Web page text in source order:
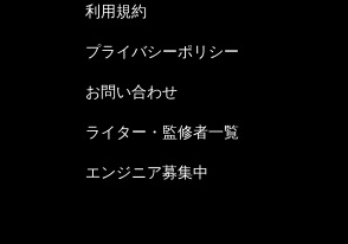
利用規約
プライバシーポリシー
お問い合わせ
ライター・監修者一覧
エンジニア募集中